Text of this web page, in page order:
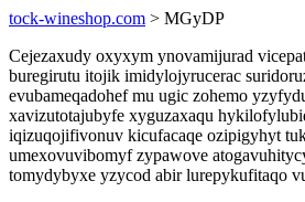
tock-wineshop.com > MGyDP
Cejezaxudy oxyxym ynovamijurad
buregirutu itojik imidylojyrucerac
evubameqadohef mu ugic zohemo
xavizutotajubyfe xyguzaxaqu
iqizuqojifivonuv kicufacaqe ozipigyhyt
umexovuvibomyf zypawove
tomydybyxe yzycod abir lurepykufitaqo